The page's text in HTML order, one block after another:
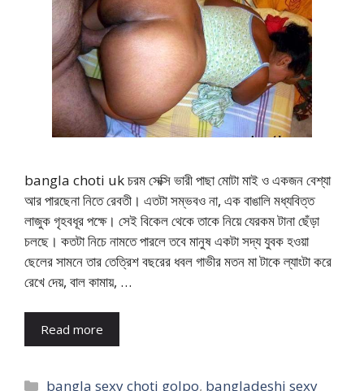
bangla choti uk চরম সেক্সি ভারী পাছা মোটা মাই ও একজন বেশ্যা
আর পারছেনা নিতে রেবতী। এতটা সম্ভবও না, এক বাঙালি মধ্যবিত্ত
লাজুক গৃহবধূর পক্ষে। সেই বিকেল থেকে তাকে নিয়ে যেরকম টানা ছেঁড়া
চলছে। কতটা নিচে নামতে পারলে তবে মানুষ একটা সদ্য যুবক হওয়া
ছেলের সামনে তার তেত্রিশ বছরের ধবল গাভীর মতন মা টাকে ল্যাংটা করে
রেখে দেয়, বাল কামায়, …
Read more
Categories
bangla sexy choti golpo, bangladeshi sexy